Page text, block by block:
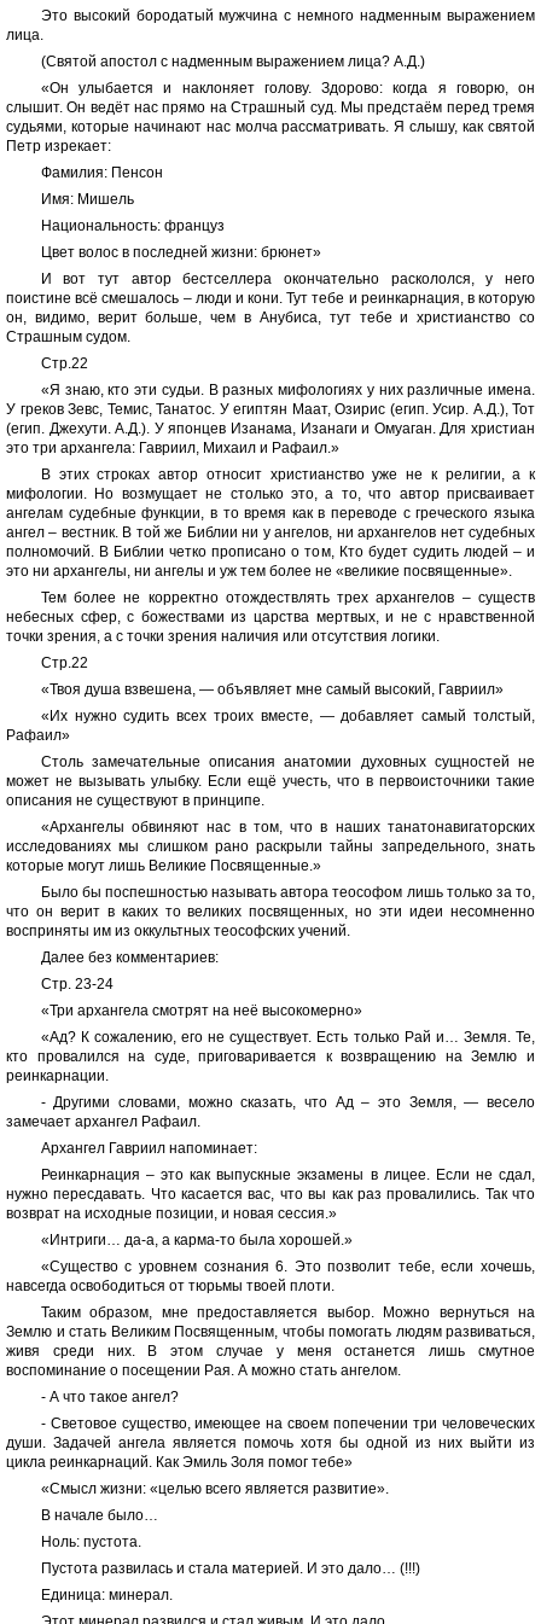
Это высокий бородатый мужчина с немного надменным выражением
лица.
(Святой апостол с надменным выражением лица? А.Д.)
«Он улыбается и наклоняет голову. Здорово: когда я говорю, он
слышит. Он ведёт нас прямо на Страшный суд. Мы предстаём перед тремя
судьями, которые начинают нас молча рассматривать. Я слышу, как святой
Петр изрекает:
Фамилия: Пенсон
Имя: Мишель
Национальность: француз
Цвет волос в последней жизни: брюнет»
И вот тут автор бестселлера окончательно раскололся, у него
поистине всё смешалось – люди и кони. Тут тебе и реинкарнация, в которую
он, видимо, верит больше, чем в Анубиса, тут тебе и христианство со
Страшным судом.
Стр.22
«Я знаю, кто эти судьи. В разных мифологиях у них различные имена.
У греков Зевс, Темис, Танатос. У египтян Маат, Озирис (егип. Усир. А.Д.), Тот
(егип. Джехути. А.Д.). У японцев Изанама, Изанаги и Омуаган. Для христиан
это три архангела: Гавриил, Михаил и Рафаил.»
В этих строках автор относит христианство уже не к религии, а к
мифологии. Но возмущает не столько это, а то, что автор присваивает
ангелам судебные функции, в то время как в переводе с греческого языка
ангел – вестник. В той же Библии ни у ангелов, ни архангелов нет судебных
полномочий. В Библии четко прописано о том, Кто будет судить людей – и
это ни архангелы, ни ангелы и уж тем более не «великие посвященные».
Тем более не корректно отождествлять трех архангелов – существ
небесных сфер, с божествами из царства мертвых, и не с нравственной
точки зрения, а с точки зрения наличия или отсутствия логики.
Стр.22
«Твоя душа взвешена, — объявляет мне самый высокий, Гавриил»
«Их нужно судить всех троих вместе, — добавляет самый толстый,
Рафаил»
Столь замечательные описания анатомии духовных сущностей не
может не вызывать улыбку. Если ещё учесть, что в первоисточники такие
описания не существуют в принципе.
«Архангелы обвиняют нас в том, что в наших танатонавигаторских
исследованиях мы слишком рано раскрыли тайны запредельного, знать
которые могут лишь Великие Посвященные.»
Было бы поспешностью называть автора теософом лишь только за то,
что он верит в каких то великих посвященных, но эти идеи несомненно
восприняты им из оккультных теософских учений.
Далее без комментариев:
Стр. 23-24
«Три архангела смотрят на неё высокомерно»
«Ад? К сожалению, его не существует. Есть только Рай и… Земля. Те,
кто провалился на суде, приговаривается к возвращению на Землю и
реинкарнации.
- Другими словами, можно сказать, что Ад – это Земля, — весело
замечает архангел Рафаил.
Архангел Гавриил напоминает:
Реинкарнация – это как выпускные экзамены в лицее. Если не сдал,
нужно пересдавать. Что касается вас, что вы как раз провалились. Так что
возврат на исходные позиции, и новая сессия.»
«Интриги… да-а, а карма-то была хорошей.»
«Существо с уровнем сознания 6. Это позволит тебе, если хочешь,
навсегда освободиться от тюрьмы твоей плоти.
Таким образом, мне предоставляется выбор. Можно вернуться на
Землю и стать Великим Посвященным, чтобы помогать людям развиваться,
живя среди них. В этом случае у меня останется лишь смутное
воспоминание о посещении Рая. А можно стать ангелом.
- А что такое ангел?
- Световое существо, имеющее на своем попечении три человеческих
души. Задачей ангела является помочь хотя бы одной из них выйти из
цикла реинкарнаций. Как Эмиль Золя помог тебе»
«Смысл жизни: «целью всего является развитие».
В начале было…
Ноль: пустота.
Пустота развилась и стала материей. И это дало… (!!!)
Единица: минерал.